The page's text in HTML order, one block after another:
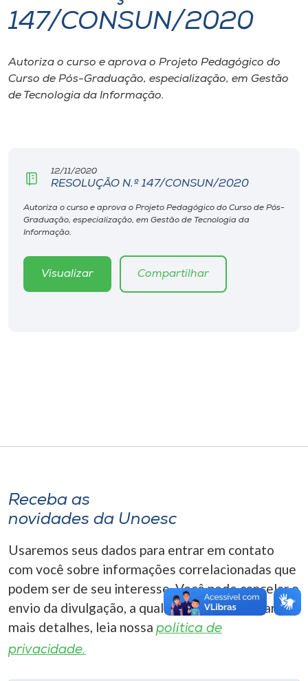
I.nova
Diplomados
Editora
Rádio
o idioma
A-
147/CONSUN/2020
Autoriza o curso e aprova o Projeto Pedagógico do
Curso de Pós-Graduação, especialização, em Gestão
de Tecnologia da Informação.
12/11/2020
RESOLUÇÃO N.º 147/CONSUN/2020
Autoriza o curso e aprova o Projeto Pedagógico do Curso de Pós-
Graduação, especialização, em Gestão de Tecnologia da
Informação.
Visualizar Compartilhar
Receba as
novidades da Unoesc
Usaremos seus dados para entrar em contato
com você sobre informações correlacionadas que
podem ser de seu interesse. Você pode cancelar o
envio da divulgação, a qualquer momento. Para
mais detalhes, leia nossa política de
privacidade.